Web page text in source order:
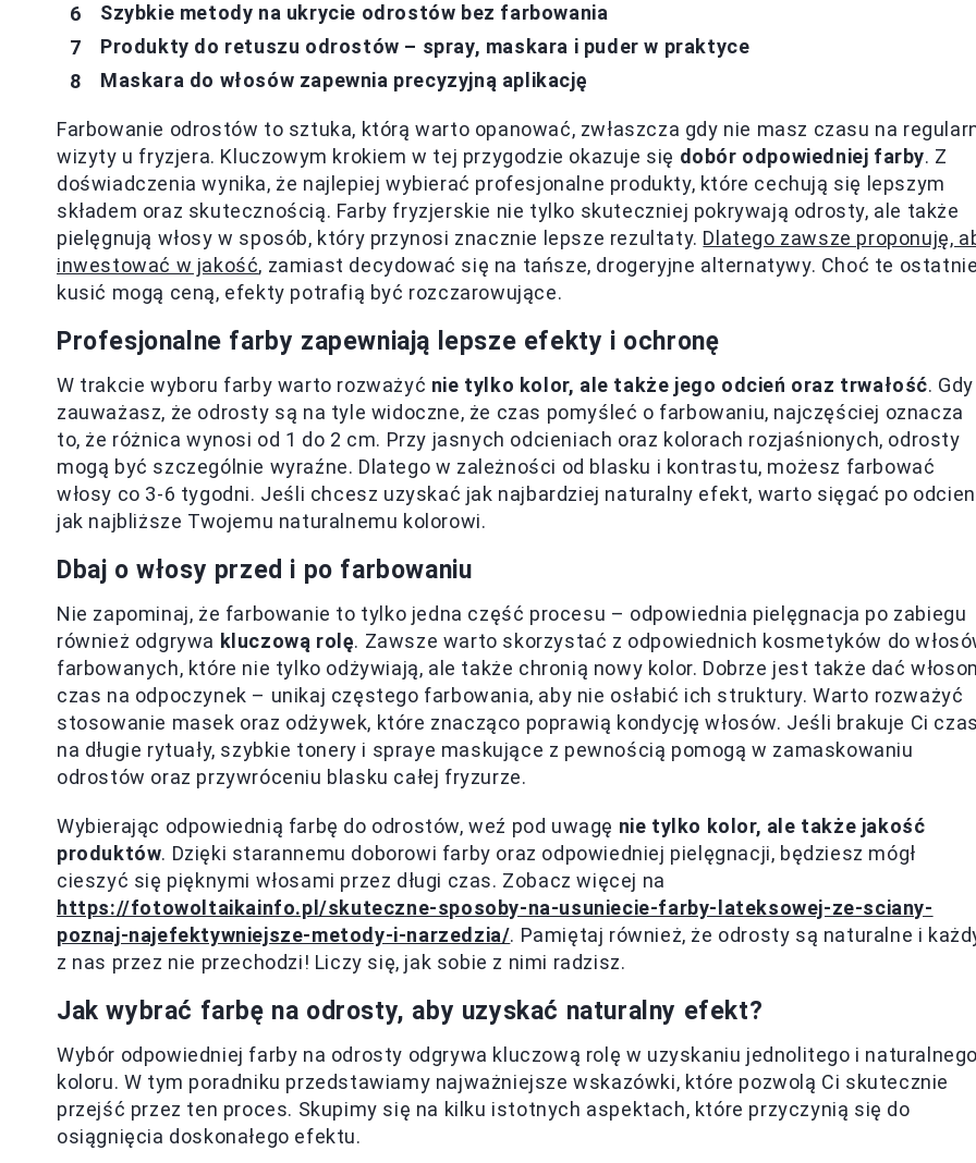
Szybkie metody na ukrycie odrostów bez farbowania
Produkty do retuszu odrostów – spray, maskara i puder w praktyce
Maskara do włosów zapewnia precyzyjną aplikację
Farbowanie odrostów to sztuka, którą warto opanować, zwłaszcza gdy nie masz czasu na
wizyty u fryzjera. Kluczowym krokiem w tej przygodzie okazuje się dobór odpowiedniej farby. Z
doświadczenia wynika, że najlepiej wybierać profesjonalne produkty, które cechują się lepszym
składem oraz skutecznością. Farby fryzjerskie nie tylko skuteczniej pokrywają odrosty, ale także
pielęgnują włosy w sposób, który przynosi znacznie lepsze rezultaty. Dlatego zawsze proponuję,
inwestować w jakość, zamiast decydować się na tańsze, drogeryjne alternatywy. Choć te
kusić mogą ceną, efekty potrafią być rozczarowujące.
Profesjonalne farby zapewniają lepsze efekty i ochronę
W trakcie wyboru farby warto rozważyć nie tylko kolor, ale także jego odcień oraz trwałość. Gdy
zauważasz, że odrosty są na tyle widoczne, że czas pomyśleć o farbowaniu, najczęściej oznacza
to, że różnica wynosi od 1 do 2 cm. Przy jasnych odcieniach oraz kolorach rozjaśnionych, odrosty
mogą być szczególnie wyraźne. Dlatego w zależności od blasku i kontrastu, możesz farbować
włosy co 3-6 tygodni. Jeśli chcesz uzyskać jak najbardziej naturalny efekt, warto sięgać po
jak najbliższe Twojemu naturalnemu kolorowi.
Dbaj o włosy przed i po farbowaniu
Nie zapominaj, że farbowanie to tylko jedna część procesu – odpowiednia pielęgnacja po zabiegu
również odgrywa kluczową rolę. Zawsze warto skorzystać z odpowiednich kosmetyków do
farbowanych, które nie tylko odżywiają, ale także chronią nowy kolor. Dobrze jest także dać
czas na odpoczynek – unikaj częstego farbowania, aby nie osłabić ich struktury. Warto rozważyć
stosowanie masek oraz odżywek, które znacząco poprawią kondycję włosów. Jeśli brakuje Ci
na długie rytuały, szybkie tonery i spraye maskujące z pewnością pomogą w zamaskowaniu
odrostów oraz przywróceniu blasku całej fryzurze.
Wybierając odpowiednią farbę do odrostów, weź pod uwagę nie tylko kolor, ale także jakość
produktów. Dzięki starannemu doborowi farby oraz odpowiedniej pielęgnacji, będziesz mógł
cieszyć się pięknymi włosami przez długi czas. Zobacz więcej na
https://fotowoltaikainfo.pl/skuteczne-sposoby-na-usuniecie-farby-lateksowej-ze-sciany-
poznaj-najefektywniejsze-metody-i-narzedzia/. Pamiętaj również, że odrosty są naturalne i
z nas przez nie przechodzi! Liczy się, jak sobie z nimi radzisz.
Jak wybrać farbę na odrosty, aby uzyskać naturalny efekt?
Wybór odpowiedniej farby na odrosty odgrywa kluczową rolę w uzyskaniu jednolitego i
koloru. W tym poradniku przedstawiamy najważniejsze wskazówki, które pozwolą Ci skutecznie
przejść przez ten proces. Skupimy się na kilku istotnych aspektach, które przyczynią się do
osiągnięcia doskonałego efektu.